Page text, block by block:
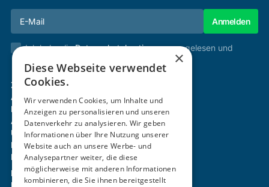
Ich habe dieDatenschutzbestimmungengelesen und
Zertifizierung & Verifikation
Akademie
Mitgliedschaft
Aktivitäten
Über uns
Login
Kontakt
Impressum
×
Diese Webseite verwendet
Cookies.
Wir verwenden Cookies, um Inhalte und
Anzeigen zu personalisieren und unseren
Datenverkehr zu analysieren. Wir geben
Informationen über Ihre Nutzung unserer
Website auch an unsere Werbe- und
Analysepartner weiter, die diese
möglicherweise mit anderen Informationen
kombinieren, die Sie ihnen bereitgestellt